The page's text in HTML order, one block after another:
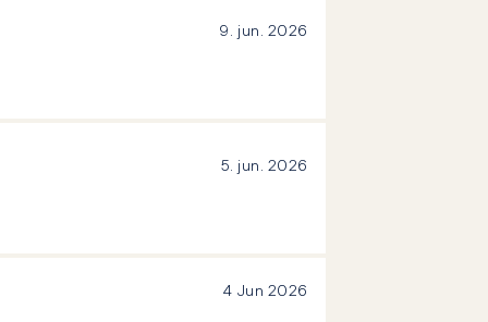
9. jun. 2026
5. jun. 2026
4 Jun 2026